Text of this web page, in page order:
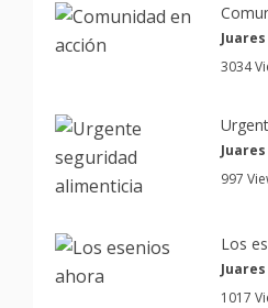
3034
997
Los
1017